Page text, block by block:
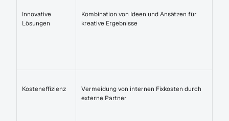
Innovative
Lösungen
Kombination von Ideen und Ansätzen für
kreative Ergebnisse
Kosteneffizienz
Vermeidung von internen Fixkosten durch
externe Partner